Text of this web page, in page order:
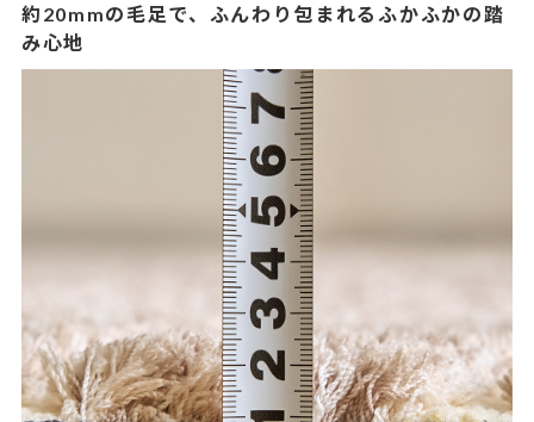
約20mmの毛足で、ふんわり包まれるふかふかの踏
み心地